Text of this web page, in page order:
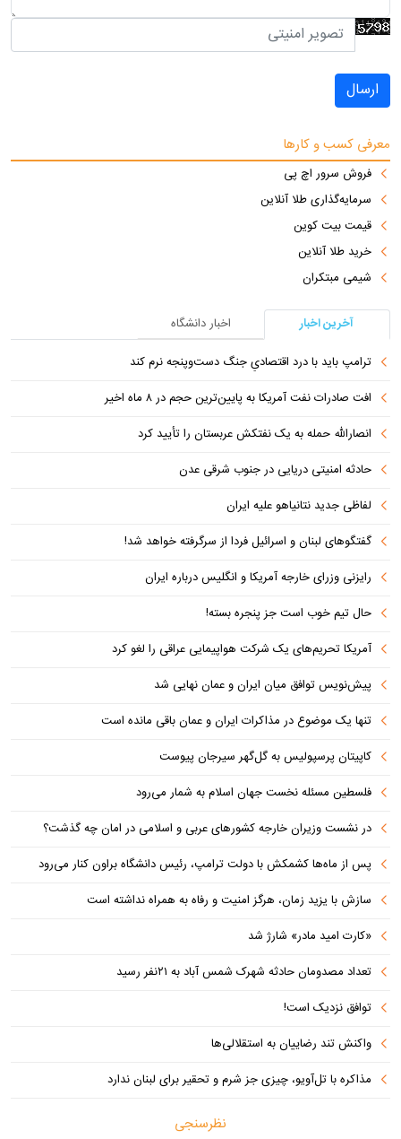
ارسال
معرفی کسب و کارها
فروش سرور اچ پی
سرمایه‌گذاری طلا آنلاین
قیمت بیت کوین
خرید طلا آنلاین
شیمی مبتکران
آخرین اخبار
اخبار دانشگاه
ترامپ باید با درد اقتصادیِ جنگ دست‌و‌پنجه نرم کند
افت صادرات نفت آمریکا به پایین‌ترین حجم در ۸ ماه اخیر
انصارالله حمله به یک نفتکش عربستان را تأیید کرد
حادثه امنیتی دریایی در جنوب شرقی عدن
لفاظی جدید نتانیاهو علیه ایران
گفتگوهای لبنان و اسرائیل فردا از سرگرفته خواهد شد!
رایزنی وزرای خارجه آمریکا و انگلیس درباره ایران
حال تیم خوب است جز پنجره بسته!
آمریکا تحریم‌های یک شرکت هواپیمایی عراقی را لغو کرد
پیش‌نویس توافق میان ایران و عمان نهایی شد
تنها یک موضوع در مذاکرات ایران و عمان باقی مانده است
کاپیتان پرسپولیس به گل‌گهر سیرجان پیوست
فلسطین مسئله نخست جهان اسلام به شمار می‌رود
در نشست وزیران خارجه کشورهای عربی و اسلامی در امان چه گذشت؟
پس از ماه‌ها کشمکش با دولت ترامپ، رئیس دانشگاه براون کنار می‌رود
سازش با یزید زمان، هرگز امنیت و رفاه به همراه نداشته است
«کارت امید مادر» شارژ شد
تعداد مصدومان حادثه شهرک شمس آباد به ۲۱نفر رسید
توافق نزدیک است!
واکنش تند رضاییان به استقلالی‌ها
مذاکره با تل‌آویو، چیزی جز شرم و تحقیر برای لبنان ندارد
نظرسنجی